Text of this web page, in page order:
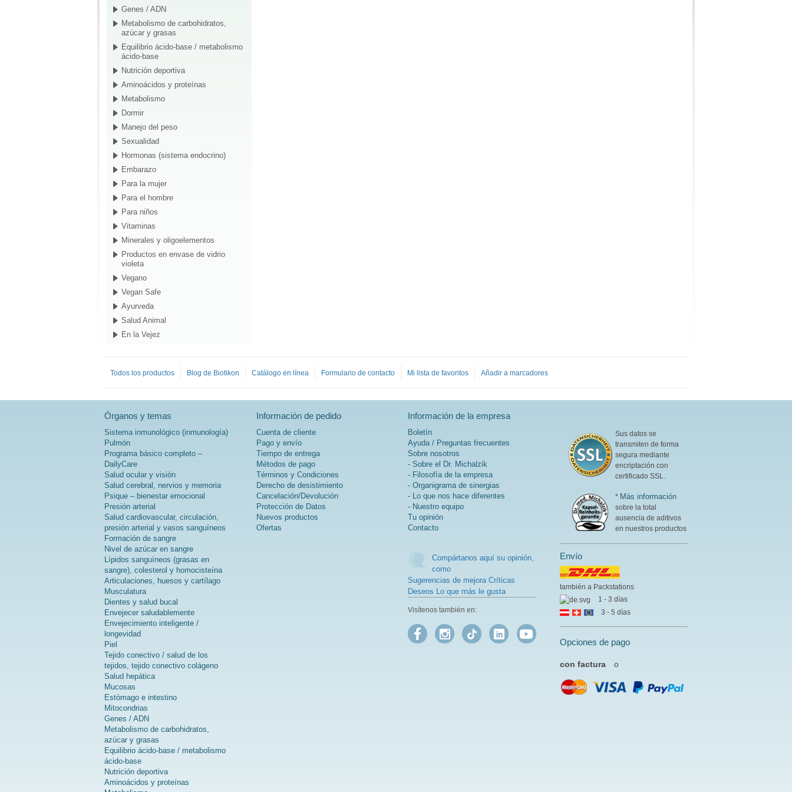
Genes / ADN
Metabolismo de carbohidratos,
azúcar y grasas
Equilibrio ácido-base / metabolismo
ácido-base
Nutrición deportiva
Aminoácidos y proteínas
Metabolismo
Dormir
Manejo del peso
Sexualidad
Hormonas (sistema endocrino)
Embarazo
Para la mujer
Para el hombre
Para niños
Vitaminas
Minerales y oligoelementos
Productos en envase de vidrio
violeta
Vegano
Vegan Safe
Ayurveda
Salud Animal
En la Vejez
Todos los productos Blog de Biotikon Catálogo en línea Formulario de contacto Mi lista de favoritos Añadir a marcadores
Órganos y temas
Sistema inmunológico (inmunología)
Pulmón
Programa básico completo –
DailyCare
Salud ocular y visión
Salud cerebral, nervios y memoria
Psique – bienestar emocional
Presión arterial
Salud cardiovascular, circulación,
presión arterial y vasos sanguíneos
Formación de sangre
Nivel de azúcar en sangre
Lípidos sanguíneos (grasas en
sangre), colesterol y homocisteína
Articulaciones, huesos y cartílago
Musculatura
Dientes y salud bucal
Envejecer saludablemente
Envejecimiento inteligente /
longevidad
Piel
Tejido conectivo / salud de los
tejidos, tejido conectivo colágeno
Salud hepática
Mucosas
Estómago e intestino
Mitocondrias
Genes / ADN
Metabolismo de carbohidratos,
azúcar y grasas
Equilibrio ácido-base / metabolismo
ácido-base
Nutrición deportiva
Aminoácidos y proteínas
Información de pedido
Cuenta de cliente
Pago y envío
Tiempo de entrega
Métodos de pago
Términos y Condiciones
Derecho de desistimiento
Cancelación/Devolución
Protección de Datos
Nuevos productos
Ofertas
Información de la empresa
Boletín
Ayuda / Preguntas frecuentes
Sobre nosotros
- Sobre el Dr. Michalzik
- Filosofía de la empresa
- Organigrama de sinergias
- Lo que nos hace diferentes
- Nuestro equipo
Tu opinión
Contacto
Compártanos aquí su opinión,
como
Sugerencias de mejora Críticas
Deseos Lo que más le gusta
Visítenos también en:
Sus datos se
transmiten de forma
segura mediante
encriptación con
certificado SSL.
* Más información
sobre la total
ausencia de aditivos
en nuestros productos
Envío
también a Packstations
1 - 3 días
3 - 5 días
Opciones de pago
con factura o